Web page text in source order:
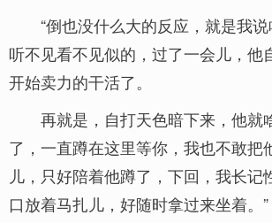
“倒也没什么大的反应，就是我
听不见看不见似的，过了一会儿，他
开始卖力的干活了。
再就是，自打天色暗下来，他就
了，一直蹲在这里等你，我也不敢把
儿，只好陪着他蹲了，下回，我长记
口放着马扎儿，好随时拿过来坐着。”